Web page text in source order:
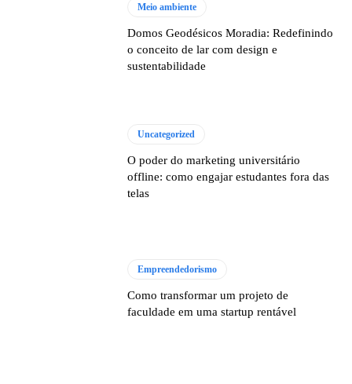
Meio ambiente
Domos Geodésicos Moradia: Redefinindo
o conceito de lar com design e
sustentabilidade
Uncategorized
O poder do marketing universitário
offline: como engajar estudantes fora das
telas
Empreendedorismo
Como transformar um projeto de
faculdade em uma startup rentável